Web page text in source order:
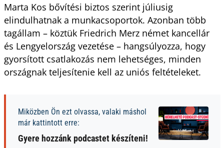
Marta Kos bővítési biztos szerint júliusig
elindulhatnak a munkacsoportok. Azonban több
tagállam – köztük Friedrich Merz német kancellár
és Lengyelország vezetése – hangsúlyozza, hogy
gyorsított csatlakozás nem lehetséges, minden
országnak teljesítenie kell az uniós feltételeket.
Miközben Ön ezt olvassa, valaki máshol
már kattintott erre:
Gyere hozzánk podcastet készíteni!